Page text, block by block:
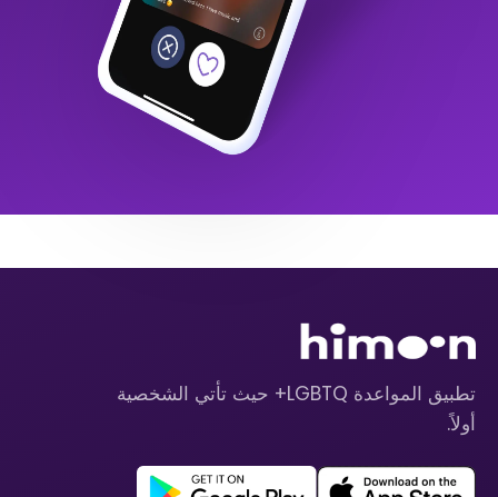
تطبيق المواعدة LGBTQ+ حيث تأتي الشخصية
أولاً.